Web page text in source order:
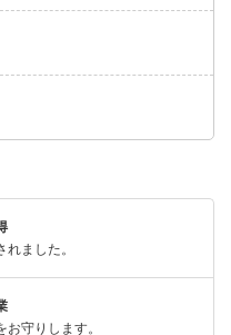
ました。
守りします。